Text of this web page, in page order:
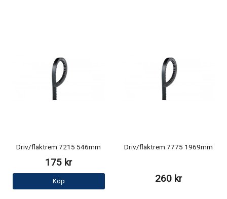
Driv/fläktrem 7215 546mm
175 kr
Köp
Driv/fläktrem 7775 1969mm
260 kr